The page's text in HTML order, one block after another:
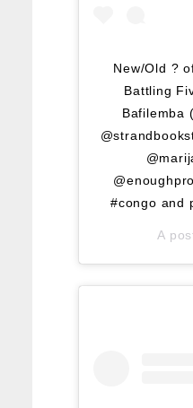
New/Old ?
Battling
Bafilemba
#congo and
A